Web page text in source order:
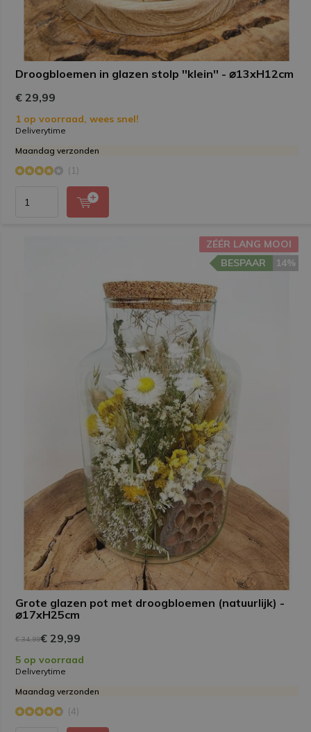
Droogbloemen in glazen stolp ''klein'' - ⌀13xH12cm
€ 29,99
1 op voorraad, wees snel!
Deliverytime
Maandag verzonden
(1)
Grote glazen pot met droogbloemen (natuurlijk) -
⌀17xH25cm
ZÉÉR LANG MOOI
14%
BESPAAR
€ 34,99€ 29,99
5 op voorraad
Deliverytime
Maandag verzonden
(4)